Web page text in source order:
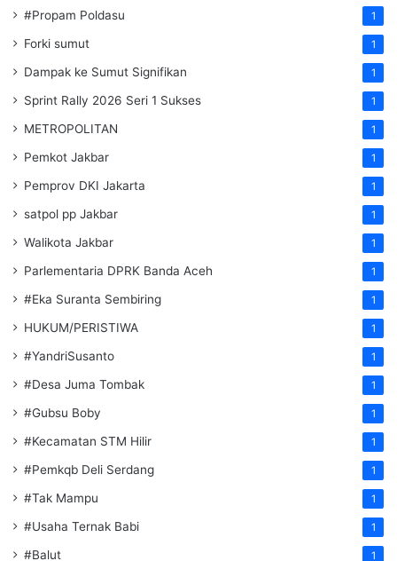
#Propam Poldasu 1
Forki sumut 1
Dampak ke Sumut Signifikan 1
Sprint Rally 2026 Seri 1 Sukses 1
METROPOLITAN 1
Pemkot Jakbar 1
Pemprov DKI Jakarta 1
satpol pp Jakbar 1
Walikota Jakbar 1
Parlementaria DPRK Banda Aceh 1
#Eka Suranta Sembiring 1
HUKUM/PERISTIWA 1
#YandriSusanto 1
#Desa Juma Tombak 1
#Gubsu Boby 1
#Kecamatan STM Hilir 1
#Pemkqb Deli Serdang 1
#Tak Mampu 1
#Usaha Ternak Babi 1
#Balut 1